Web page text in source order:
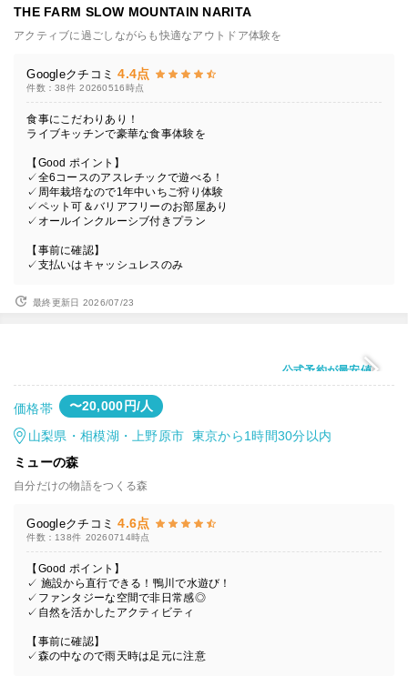
THE FARM SLOW MOUNTAIN NARITA
アクティブに過ごしながらも快適なアウトドア体験を
Googleクチコミ 4.4点
件数：38件 20260516時点
食事にこだわりあり！
ライブキッチンで豪華な食事体験を
【Good ポイント】
✓全6コースのアスレチックで遊べる！
✓周年栽培なので1年中いちご狩り体験
✓ペット可＆バリアフリーのお部屋あり
✓オールインクルーシブ付きプラン
【事前に確認】
✓支払いはキャッシュレスのみ
最終更新日 2026/07/23
公式予約が最安値
価格帯 〜20,000円/人
山梨県・相模湖・上野原市 東京から1時間30分以内
ミューの森
自分だけの物語をつくる森
Googleクチコミ 4.6点
件数：138件 20260714時点
【Good ポイント】
✓ 施設から直行できる！鴨川で水遊び！
✓ファンタジーな空間で非日常感◎
✓自然を活かしたアクティビティ
【事前に確認】
✓森の中なので雨天時は足元に注意